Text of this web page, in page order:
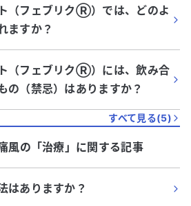
（フェブリクⓇ）では、どのよ
ますか？
（フェブリクⓇ）には、飲み合
の（禁忌）はありますか？
すべて見る(5)
風の「治療 」に関する記事
はありますか？